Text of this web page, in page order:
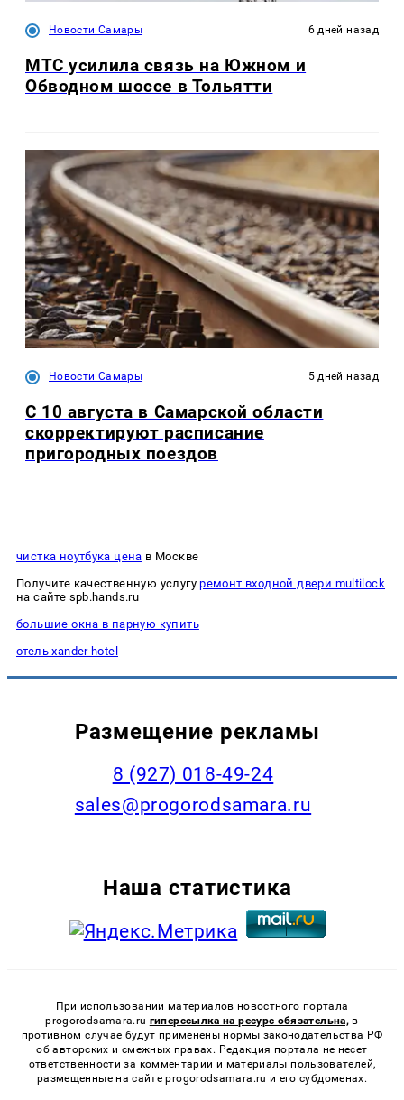
Новости Самары 6 дней назад
МТС усилила связь на Южном и
Обводном шоссе в Тольятти
Новости Самары 5 дней назад
С 10 августа в Самарской области
скорректируют расписание
пригородных поездов
чистка ноутбука цена в Москве
Получите качественную услугуремонт входной двери multilock
на сайте spb.hands.ru
большие окна в парную купить
отель xander hotel
Размещение рекламы
8 (927) 018-49-24
sales@progorodsamara.ru
Наша статистика
При использовании материалов новостного портала
progorodsamara.ru гиперссылка на ресурс обязательна, в
противном случае будут применены нормы законодательства РФ
об авторских и смежных правах. Редакция портала не несет
ответственности за комментарии и материалы пользователей,
размещенные на сайте progorodsamara.ru и его субдоменах.